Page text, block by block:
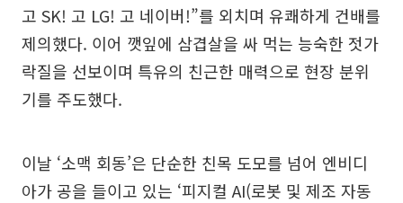
고 SK! 고 LG! 고 네이버!”를 외치며 유쾌하게 건배를
제의했다. 이어 깻잎에 삼겹살을 싸 먹는 능숙한 젓가
락질을 선보이며 특유의 친근한 매력으로 현장 분위
기를 주도했다.
이날 ‘소맥 회동’은 단순한 친목 도모를 넘어 엔비디
아가 공을 들이고 있는 ‘피지컬 AI(로봇 및 제조 자동